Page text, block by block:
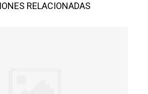
RELACIONADAS